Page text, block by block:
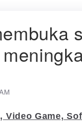
Video Game,